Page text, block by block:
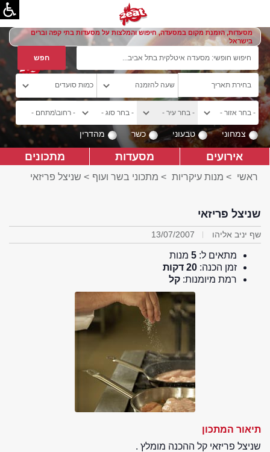
מסעדות, הזמנת מקום במסעדה, חיפוש והמלצות על מסעדות בתי קפה וברים
בישראל
צמחוני טבעוני כשר מהדרין
אירועים מסעדות מתכונים
ראשי > מנות עיקריות > מתכוני בשר ועוף > שניצל פריזאי
שניצל פריזאי
שף יניב אליהו 13/07/2007
מתאים ל: 5 מנות
זמן הכנה: 20 דקות
רמת מיומנות: קל
תיאור המתכון
שניצל פריזאי קל ההכנה מומלץ .